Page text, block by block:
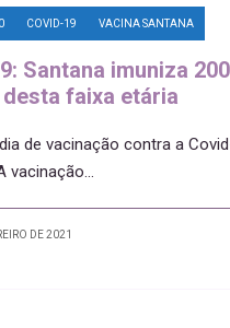
COVID-19 VACINA SANTANA
Santana imuniza
faixa etária
de vacinação contra a
vacinação...
DE 2021